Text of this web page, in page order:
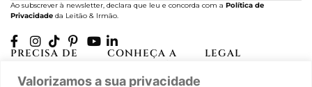
Valorizamos a sua privacidade
Ao subscrever à newsletter, declara que leu e concorda com a Política de
Privacidade da Leitão & Irmão.
PRECISA DE
A minha conta
CONHEÇA A
História
LEGAL